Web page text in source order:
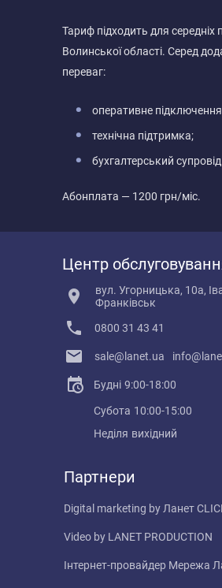
Тариф підходить для середніх
Волинської області. Серед
переваг:
оперативне
технічна підтримка;
бухгалтерський
Абонплата — 1200 грн/міс.
Центр
вул. Угорницька, 10а,
Франківськ
0800 31 43 41
sale@lanet.ua
Будні 9:00-18:00
Субота 10:00-15:00
Неділя вихідний
Партнери
Digital marketing by Ланет
Video by LANET PRODUCTION
Інтернет-провайдер Мережа